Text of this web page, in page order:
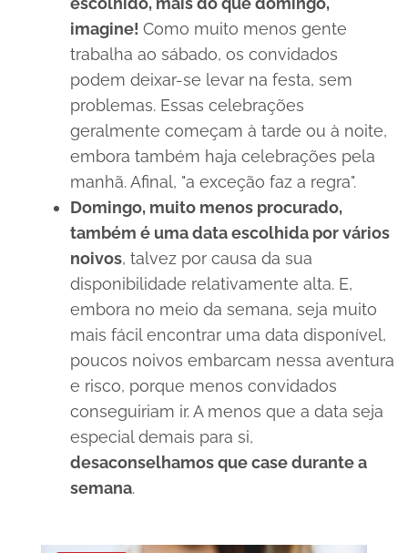
imagine! Como muito menos gente
trabalha ao sábado, os convidados
podem deixar-se levar na festa, sem
problemas. Essas celebrações
geralmente começam à tarde ou à noite,
embora também haja celebrações pela
manhã. Afinal, "a exceção faz a regra".
Domingo, muito menos procurado,
também é uma data escolhida por vários
noivos, talvez por causa da sua
disponibilidade relativamente alta. E,
embora no meio da semana, seja muito
mais fácil encontrar uma data disponível,
poucos noivos embarcam nessa aventura
e risco, porque menos convidados
conseguiriam ir.A menos que a data seja
especial demais para si,
desaconselhamos que case durante a
semana.